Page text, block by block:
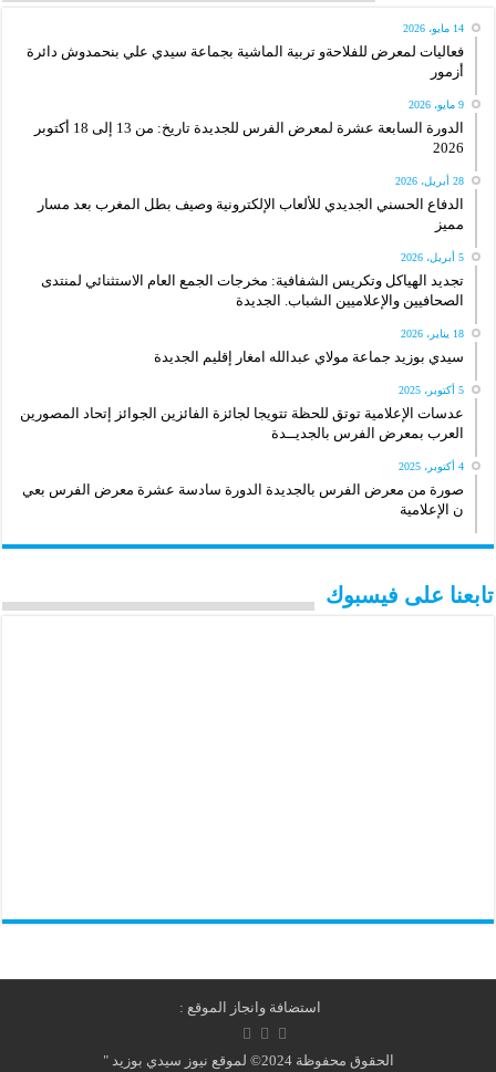
14 مايو، 2026
فعاليات لمعرض للفلاحةو تربية الماشية بجماعة سيدي علي بنحمدوش دائرة
أزمور
9 مايو، 2026
الدورة السابعة عشرة لمعرض الفرس للجديدة تاريخ: من 13 إلى 18 أكتوبر
2026
28 أبريل، 2026
الدفاع الحسني الجديدي للألعاب الإلكترونية وصيف بطل المغرب بعد مسار
مميز
5 أبريل، 2026
تجديد الهياكل وتكريس الشفافية: مخرجات الجمع العام الاستثنائي لمنتدى
الصحافيين والإعلاميين الشباب. الجديدة
18 يناير، 2026
سيدي بوزيد جماعة مولاي عبدالله امغار إقليم الجديدة
5 أكتوبر، 2025
عدسات الإعلامية توتق للحظة تتويجا لجائزة الفائزين الجوائز إتحاد المصورين
العرب بمعرض الفرس بالجديــدة
4 أكتوبر، 2025
صورة من معرض الفرس بالجديدة الدورة سادسة عشرة معرض الفرس بعي
ن الإعلامية
تابعنا على فيسبوك
استضافة وانجاز الموقع :
الحقوق محفوظة 2024© لموقع نيوز سيدي بوزيد "